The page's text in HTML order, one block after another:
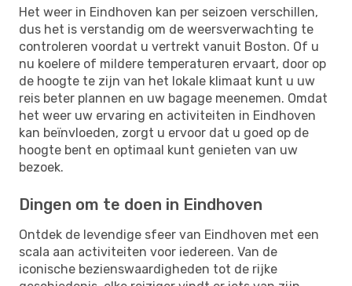
Het weer in Eindhoven kan per seizoen verschillen,
dus het is verstandig om de weersverwachting te
controleren voordat u vertrekt vanuit Boston. Of u
nu koelere of mildere temperaturen ervaart, door op
de hoogte te zijn van het lokale klimaat kunt u uw
reis beter plannen en uw bagage meenemen. Omdat
het weer uw ervaring en activiteiten in Eindhoven
kan beïnvloeden, zorgt u ervoor dat u goed op de
hoogte bent en optimaal kunt genieten van uw
bezoek.
Dingen om te doen in Eindhoven
Ontdek de levendige sfeer van Eindhoven met een
scala aan activiteiten voor iedereen. Van de
iconische bezienswaardigheden tot de rijke